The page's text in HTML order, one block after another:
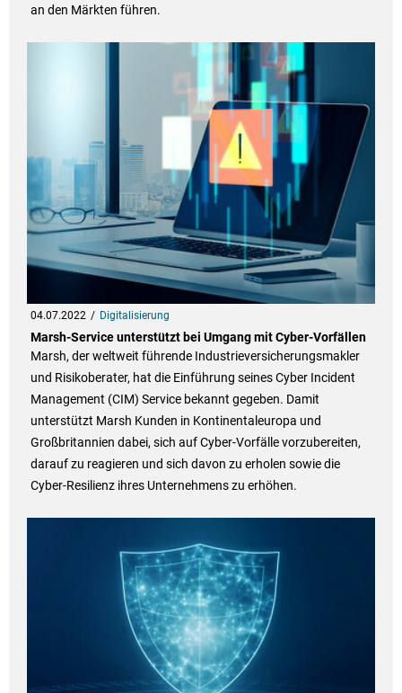
an den Märkten führen.
04.07.2022 Digitalisierung
Marsh-Service unterstützt bei Umgang mit Cyber-Vorfällen
Marsh, der weltweit führende Industrieversicherungsmakler
und Risikoberater, hat die Einführung seines Cyber Incident
Management (CIM) Service bekannt gegeben. Damit
unterstützt Marsh Kunden in Kontinentaleuropa und
Großbritannien dabei, sich auf Cyber-Vorfälle vorzubereiten,
darauf zu reagieren und sich davon zu erholen sowie die
Cyber-Resilienz ihres Unternehmens zu erhöhen.